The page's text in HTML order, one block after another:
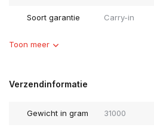
Soort garantie Carry-in
Toon meer
Verzendinformatie
Gewicht in gram 31000